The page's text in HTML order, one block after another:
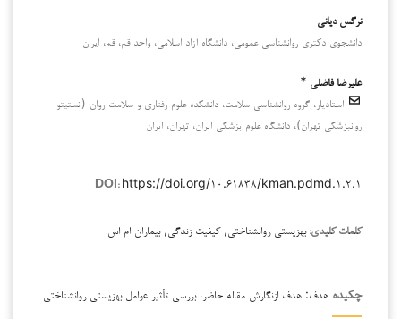
نرگس دیانی
دانشجوی دکتری روانشناسی عمومی، دانشگاه آزاد اسلامی، واحد قم، قم، ایران
علیرضا فاضلی *
استادیار، گروه روانشناسی سلامت، دانشکده علوم رفتاری و سلامت روان (انستیتو
روانپزشکی تهران)، دانشگاه علوم پزشکی ایران، تهران، ایران
DOI: https://doi.org/۱۰.۶۱۸۳۸/kman.pdmd.۱.۲.۱
کلمات کلیدی:بهزیستی روانشناختی, کیفیت زندگی, بیماران ام اس
چکیده هدف: هدف ازنگارش مقاله حاضر، بررسی تأثیر عوامل بهزیستی روانشناختی